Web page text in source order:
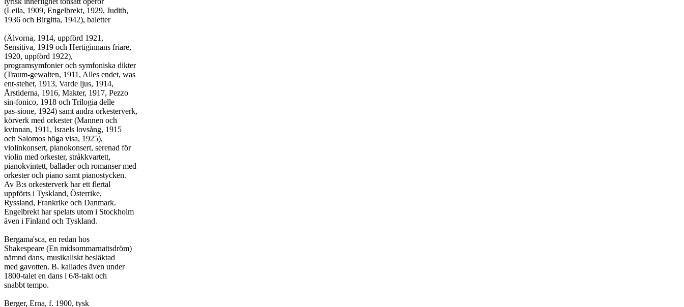
(Leila, 1909, Engelbrekt, 1929, Judith,
1936 och Birgitta, 1942), baletter
(Älvorna, 1914, uppförd 1921,
Sensitiva, 1919 och Hertiginnans friare,
1920, uppförd 1922),
programsymfonier och symfoniska dikter
(Traum-gewalten, 1911, Alles endet, was
ent-stehet, 1913, Varde ljus, 1914,
Årstiderna, 1916, Makter, 1917, Pezzo
sin-fonico, 1918 och Trilogia delle
pas-sione, 1924) samt andra orkesterverk,
körverk med orkester (Mannen och
kvinnan, 1911, Israels lovsång, 1915
och Salomos höga visa, 1925),
violinkonsert, pianokonsert, serenad för
violin med orkester, stråkkvartett,
pianokvintett, ballader och romanser med
orkester och piano samt pianostycken.
Av B:s orkesterverk har ett flertal
uppförts i Tyskland, Österrike,
Ryssland, Frankrike och Danmark.
Engelbrekt har spelats utom i Stockholm
även i Finland och Tyskland.
Bergama'sca, en redan hos
Shakespeare (En midsommarnattsdröm)
nämnd dans, musikaliskt besläktad
med gavotten. B. kallades även under
1800-talet en dans i 6/8-takt och
snabbt tempo.
Berger, Erna, f. 1900, tysk